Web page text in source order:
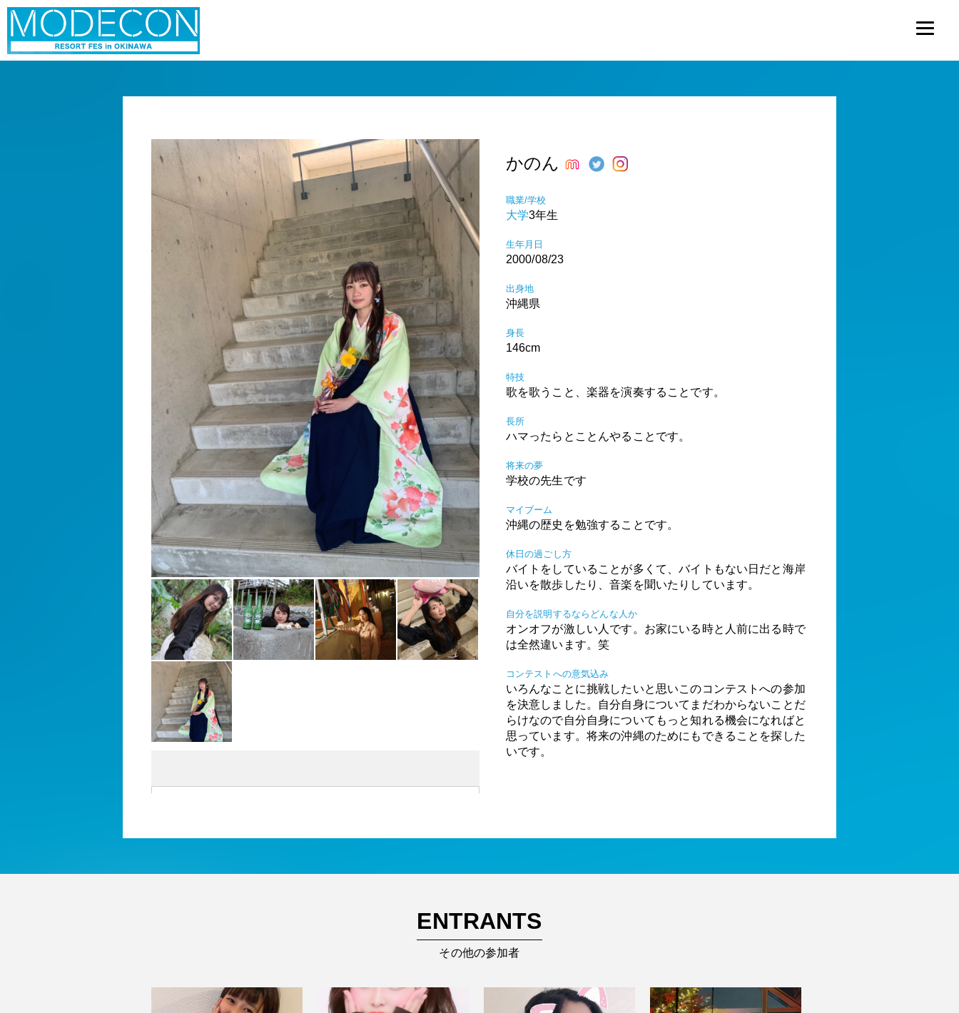
かのん
職業/学校
大学3年生
生年月日
2000/08/23
出身地
沖縄県
身長
146cm
特技
歌を歌うこと、楽器を演奏することです。
長所
ハマったらとことんやることです。
将来の夢
学校の先生です
マイブーム
沖縄の歴史を勉強することです。
休日の過ごし方
バイトをしていることが多くて、バイトもない日だと海岸
沿いを散歩したり、音楽を聞いたりしています。
自分を説明するならどんな人か
オンオフが激しい人です。お家にいる時と人前に出る時で
は全然違います。笑
コンテストへの意気込み
いろんなことに挑戦したいと思いこのコンテストへの参加
を決意しました。自分自身についてまだわからないことだ
らけなので自分自身についてもっと知れる機会になればと
思っています。将来の沖縄のためにもできることを探した
いです。
ENTRANTS
その他の参加者